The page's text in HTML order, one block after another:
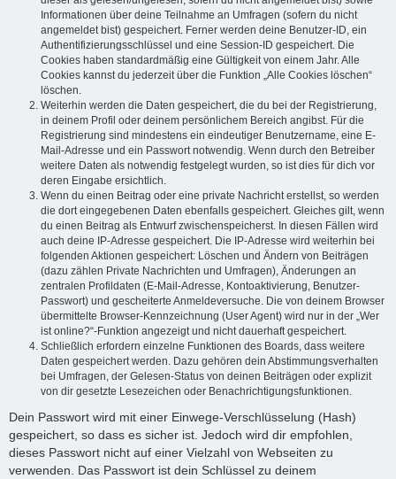
Informationen über deine Teilnahme an Umfragen (sofern du nicht
angemeldet bist) gespeichert. Ferner werden deine Benutzer-ID, ein
Authentifizierungsschlüssel und eine Session-ID gespeichert. Die
Cookies haben standardmäßig eine Gültigkeit von einem Jahr. Alle
Cookies kannst du jederzeit über die Funktion „Alle Cookies löschen“
löschen.
Weiterhin werden die Daten gespeichert, die du bei der Registrierung,
in deinem Profil oder deinem persönlichem Bereich angibst. Für die
Registrierung sind mindestens ein eindeutiger Benutzername, eine E-
Mail-Adresse und ein Passwort notwendig. Wenn durch den Betreiber
weitere Daten als notwendig festgelegt wurden, so ist dies für dich vor
deren Eingabe ersichtlich.
Wenn du einen Beitrag oder eine private Nachricht erstellst, so werden
die dort eingegebenen Daten ebenfalls gespeichert. Gleiches gilt, wenn
du einen Beitrag als Entwurf zwischenspeicherst. In diesen Fällen wird
auch deine IP-Adresse gespeichert. Die IP-Adresse wird weiterhin bei
folgenden Aktionen gespeichert: Löschen und Ändern von Beiträgen
(dazu zählen Private Nachrichten und Umfragen), Änderungen an
zentralen Profildaten (E-Mail-Adresse, Kontoaktivierung, Benutzer-
Passwort) und gescheiterte Anmeldeversuche. Die von deinem Browser
übermittelte Browser-Kennzeichnung (User Agent) wird nur in der „Wer
ist online?“-Funktion angezeigt und nicht dauerhaft gespeichert.
Schließlich erfordern einzelne Funktionen des Boards, dass weitere
Daten gespeichert werden. Dazu gehören dein Abstimmungsverhalten
bei Umfragen, der Gelesen-Status von deinen Beiträgen oder explizit
von dir gesetzte Lesezeichen oder Benachrichtigungsfunktionen.
Dein Passwort wird mit einer Einwege-Verschlüsselung (Hash)
gespeichert, so dass es sicher ist. Jedoch wird dir empfohlen,
dieses Passwort nicht auf einer Vielzahl von Webseiten zu
verwenden. Das Passwort ist dein Schlüssel zu deinem